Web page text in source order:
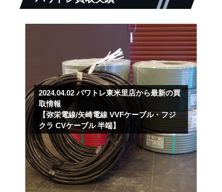
2024.04.02パワトレ東米里店から最新の買
取情報
【弥栄電線/矢崎電線 VVFケーブル・フジ
クラ CVケーブル 半端】